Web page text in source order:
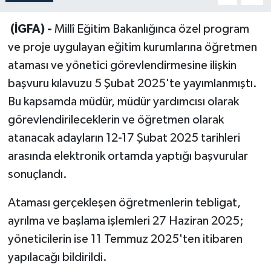
(İGFA) - Millî Eğitim Bakanlığınca özel program
ve proje uygulayan eğitim kurumlarına öğretmen
ataması ve yönetici görevlendirmesine ilişkin
başvuru kılavuzu 5 Şubat 2025'te yayımlanmıştı.
Bu kapsamda müdür, müdür yardımcısı olarak
görevlendirileceklerin ve öğretmen olarak
atanacak adayların 12-17 Şubat 2025 tarihleri
arasında elektronik ortamda yaptığı başvurular
sonuçlandı.
Ataması gerçekleşen öğretmenlerin tebligat,
ayrılma ve başlama işlemleri 27 Haziran 2025;
yöneticilerin ise 11 Temmuz 2025'ten itibaren
yapılacağı bildirildi.